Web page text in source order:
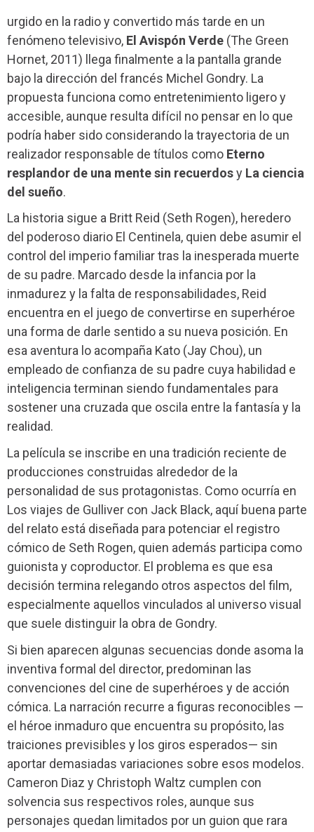
urgido en la radio y convertido más tarde en un
fenómeno televisivo, El Avispón Verde (The Green
Hornet, 2011) llega finalmente a la pantalla grande
bajo la dirección del francés Michel Gondry. La
propuesta funciona como entretenimiento ligero y
accesible, aunque resulta difícil no pensar en lo que
podría haber sido considerando la trayectoria de un
realizador responsable de títulos como Eterno
resplandor de una mente sin recuerdosy La ciencia
del sueño.
La historia sigue a Britt Reid (Seth Rogen), heredero
del poderoso diario El Centinela, quien debe asumir el
control del imperio familiar tras la inesperada muerte
de su padre. Marcado desde la infancia por la
inmadurez y la falta de responsabilidades, Reid
encuentra en el juego de convertirse en superhéroe
una forma de darle sentido a su nueva posición. En
esa aventura lo acompaña Kato (Jay Chou), un
empleado de confianza de su padre cuya habilidad e
inteligencia terminan siendo fundamentales para
sostener una cruzada que oscila entre la fantasía y la
realidad.
La película se inscribe en una tradición reciente de
producciones construidas alrededor de la
personalidad de sus protagonistas. Como ocurría en
Los viajes de Gulliver con Jack Black, aquí buena parte
del relato está diseñada para potenciar el registro
cómico de Seth Rogen, quien además participa como
guionista y coproductor. El problema es que esa
decisión termina relegando otros aspectos del film,
especialmente aquellos vinculados al universo visual
que suele distinguir la obra de Gondry.
Si bien aparecen algunas secuencias donde asoma la
inventiva formal del director, predominan las
convenciones del cine de superhéroes y de acción
cómica. La narración recurre a figuras reconocibles —
el héroe inmaduro que encuentra su propósito, las
traiciones previsibles y los giros esperados— sin
aportar demasiadas variaciones sobre esos modelos.
Cameron Diaz y Christoph Waltz cumplen con
solvencia sus respectivos roles, aunque sus
personajes quedan limitados por un guion que rara